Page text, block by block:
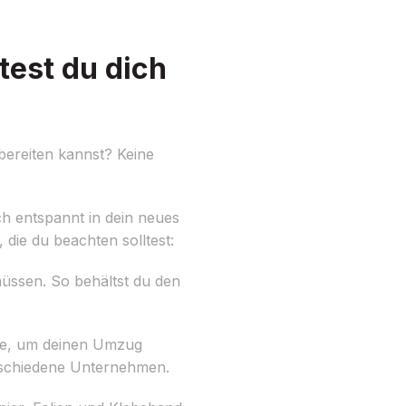
du dich
kannst? Keine
entspannt in dein neues
die du beachten solltest:
So behältst du den
um deinen Umzug
Unternehmen.